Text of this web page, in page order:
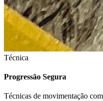
Técnica
Progressão Segura
Técnicas de movimentação